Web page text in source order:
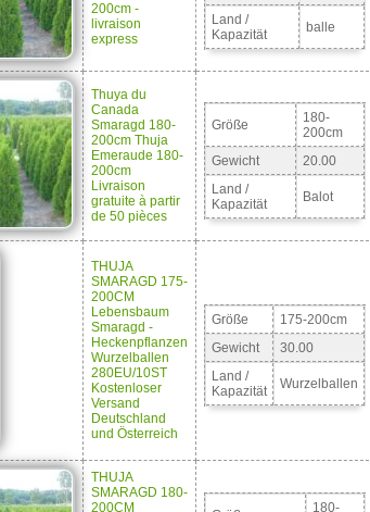
200cm -
livraison
express
Land /
Kapazität
balle
Thuya du
Canada
Smaragd 180-
200cm Thuja
Emeraude 180-
200cm
Livraison
gratuite à partir
de 50 pièces
Größe
180-
200cm
Gewicht
20.00
Land /
Kapazität
Balot
THUJA
SMARAGD 175-
200CM
Lebensbaum
Smaragd -
Heckenpflanzen
Wurzelballen
280EU/10ST
Kostenloser
Versand
Deutschland
und Österreich
Größe
175-200cm
Gewicht
30.00
Land /
Kapazität
Wurzelballen
THUJA
SMARAGD 180-
200CM
180-